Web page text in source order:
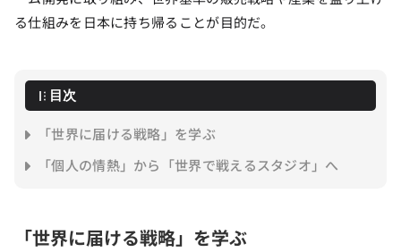
る仕組みを日本に持ち帰ることが目的だ。
目次
「世界に届ける戦略」を学ぶ
「個人の情熱」から「世界で戦えるスタジオ」へ
「世界に届ける戦略」を学ぶ